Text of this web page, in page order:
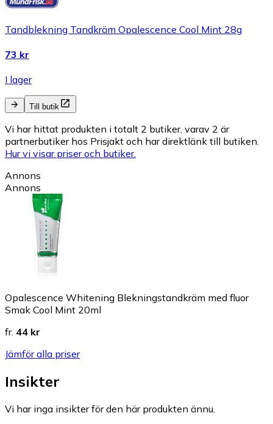
Tandblekning Tandkräm Opalescence Cool Mint 28g
73 kr
I lager
Till butik
Vi har hittat produkten i totalt 2 butiker, varav 2 är
partnerbutiker hos Prisjakt och har direktlänk till butiken.
Hur vi visar priser och butiker.
Annons
Annons
Opalescence Whitening Blekningstandkräm med fluor
Smak Cool Mint 20ml
fr. 44 kr
Jämför alla priser
Insikter
Vi har inga insikter för den här produkten ännu.